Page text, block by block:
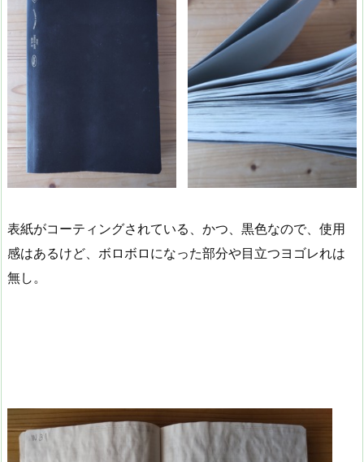
表紙がコーティングされている、かつ、黒色なので、使用
感はあるけど、ボロボロになった部分や目立つヨゴレれは
無し。